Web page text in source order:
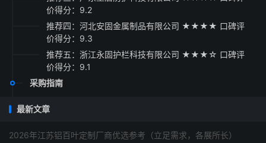
价得分：9.2
推荐四：河北安固金属制品有限公司 ★★★★ 口碑评
价得分：9.3
推荐五：浙江永固护栏科技有限公司 ★★★☆ 口碑评
价得分：9.1
采购指南
最新文章
2026年江苏铝百叶定制厂商优选参考（立足需求，各展所长）